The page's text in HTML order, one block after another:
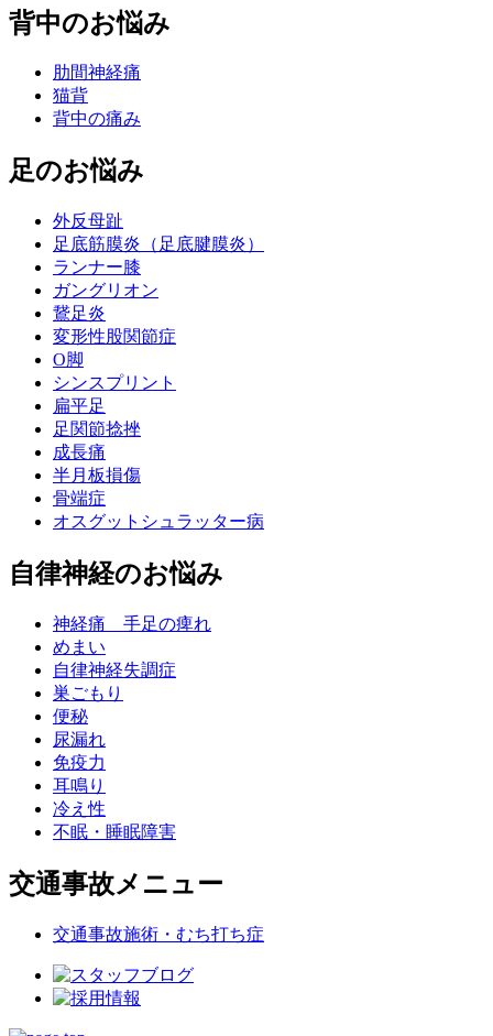
背中のお悩み
肋間神経痛
猫背
背中の痛み
足のお悩み
外反母趾
足底筋膜炎（足底腱膜炎）
ランナー膝
ガングリオン
鵞足炎
変形性股関節症
O脚
シンスプリント
扁平足
足関節捻挫
成長痛
半月板損傷
骨端症
オスグットシュラッター病
自律神経のお悩み
神経痛 手足の痺れ
めまい
自律神経失調症
巣ごもり
便秘
尿漏れ
免疫力
耳鳴り
冷え性
不眠・睡眠障害
交通事故メニュー
交通事故施術・むち打ち症